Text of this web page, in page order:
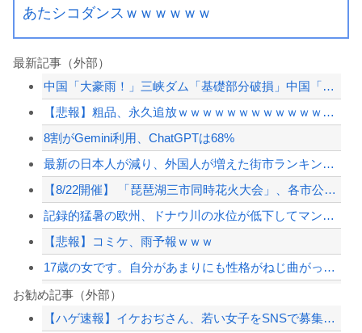
あたシコダンスｗｗｗｗｗｗ
最新記事（外部）
中国「大豪雨！」三峡ダム「基礎部分破損」中国「全力放流！」台風13号「中国上陸予...
【悲報】粗品、永久追放ｗｗｗｗｗｗｗｗｗｗｗｗｗｗｗ（証拠あり）
8割がGemini利用、ChatGPTは68%
最新の日本人が減り、外国人が増えた街市ランキングをご覧下さい→5位川口市、4位京...
【8/22開催】 「琵琶湖三市同時花火大会」、各市公式「そんな花火大会は存在しな...
記録的猛暑の欧州、ドナウ川の水位が低下してマンモスの骨や沈没したドイツ軍の戦艦が...
【悲報】コミケ、雨予報ｗｗｗ
17歳の女です。自分があまりにも性格がねじ曲がっていてどう矯正したらいいのか分か...
8割がGemini利用、ChatGPTは68%
【画像】元暴走族のヤンキー女子高生が「可愛すぎるｗｗｗｗ」ﾊﾟｼｬ!!⇒
お勧め記事（外部）
【ハゲ速報】イケおぢさん、若い女子をSNSで募集した結果（画像あり）